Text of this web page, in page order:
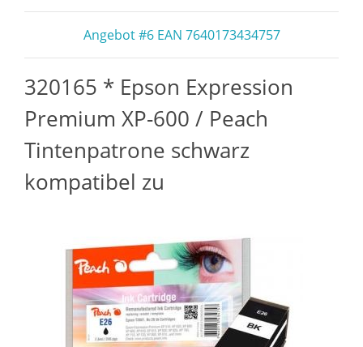
Angebot #6 EAN 7640173434757
320165 * Epson Expression
Premium XP-600 / Peach
Tintenpatrone schwarz
kompatibel zu